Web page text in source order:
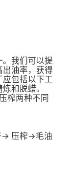
我们可以提
出油率，获得
包括以下工
和脱蜡。
榨两种不同
→ 压榨→毛油